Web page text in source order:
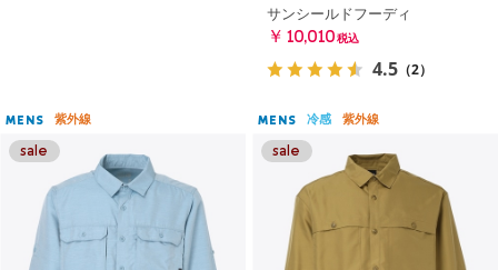
サンシールドフーディ
￥10,010 税込
4.5 （2）
MENS 紫外線 MENS 冷感 紫外線